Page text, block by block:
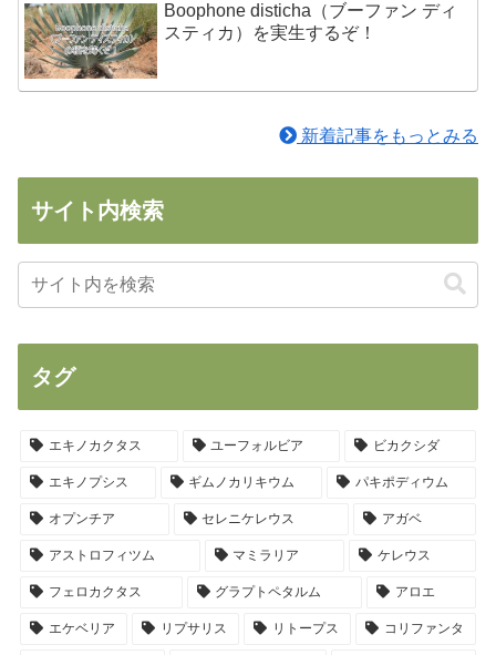
Boophone disticha（ブーファン ディ
スティカ）を実生するぞ！
新着記事をもっとみる
サイト内検索
タグ
エキノカクタス ユーフォルビア ビカクシダ
エキノプシス ギムノカリキウム パキポディウム
オプンチア セレニケレウス アガベ
アストロフィツム マミラリア ケレウス
フェロカクタス グラプトペタルム アロエ
エケベリア リプサリス リトープス コリファンタ